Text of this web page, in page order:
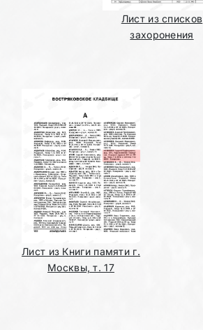
Лист из списков
захоронения
Лист из Книги памяти г.
Москвы, т. 17